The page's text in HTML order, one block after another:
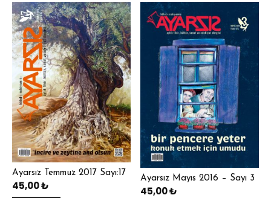
Ayarsız Temmuz 2017 Sayı:17
45,00₺
Ayarsız Mayıs 2016 – Sayı 3
45,00₺